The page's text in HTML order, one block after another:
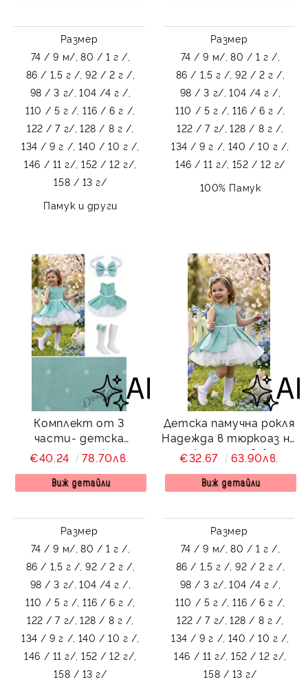
Размер
74 / 9 м/, 80 / 1 г /,
86 / 1,5 г /, 92 / 2 г /,
98 / 3 г/, 104 /4 г /,
110 / 5 г /, 116 / 6 г /,
122 / 7 г/, 128 / 8 г /,
134 / 9 г /, 140 / 10 г /,
146 / 11 г/, 152 / 12 г/,
158 / 13 г/
Памук и други
Размер
74 / 9 м/, 80 / 1 г /,
86 / 1,5 г /, 92 / 2 г /,
98 / 3 г/, 104 /4 г /,
110 / 5 г /, 116 / 6 г /,
122 / 7 г/, 128 / 8 г /,
134 / 9 г /, 140 / 10 г /,
146 / 11 г/, 152 / 12 г/
100% Памук
Комплект от 3
части- детска
памучна рокля
Надежда в тюркоаз на
точки с тюл, диадема
панделки
€40.24 78.70лв.
Виж детайли
Размер
74 / 9 м/, 80 / 1 г /,
86 / 1,5 г /, 92 / 2 г /,
98 / 3 г/, 104 /4 г /,
110 / 5 г /, 116 / 6 г /,
122 / 7 г/, 128 / 8 г /,
134 / 9 г /, 140 / 10 г /,
146 / 11 г/, 152 / 12 г/,
158 / 13 г/
Детска памучна рокля
Надежда в тюркоаз на
точки с тюл в бяло
€32.67 63.90лв.
Виж детайли
Размер
74 / 9 м/, 80 / 1 г /,
86 / 1,5 г /, 92 / 2 г /,
98 / 3 г/, 104 /4 г /,
110 / 5 г /, 116 / 6 г /,
122 / 7 г/, 128 / 8 г /,
134 / 9 г /, 140 / 10 г /,
146 / 11 г/, 152 / 12 г/,
158 / 13 г/